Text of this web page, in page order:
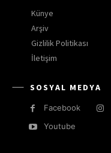
Künye
Arşiv
Gizlilik Politikası
İletişim
SOSYAL MEDYA
Facebook
Youtube